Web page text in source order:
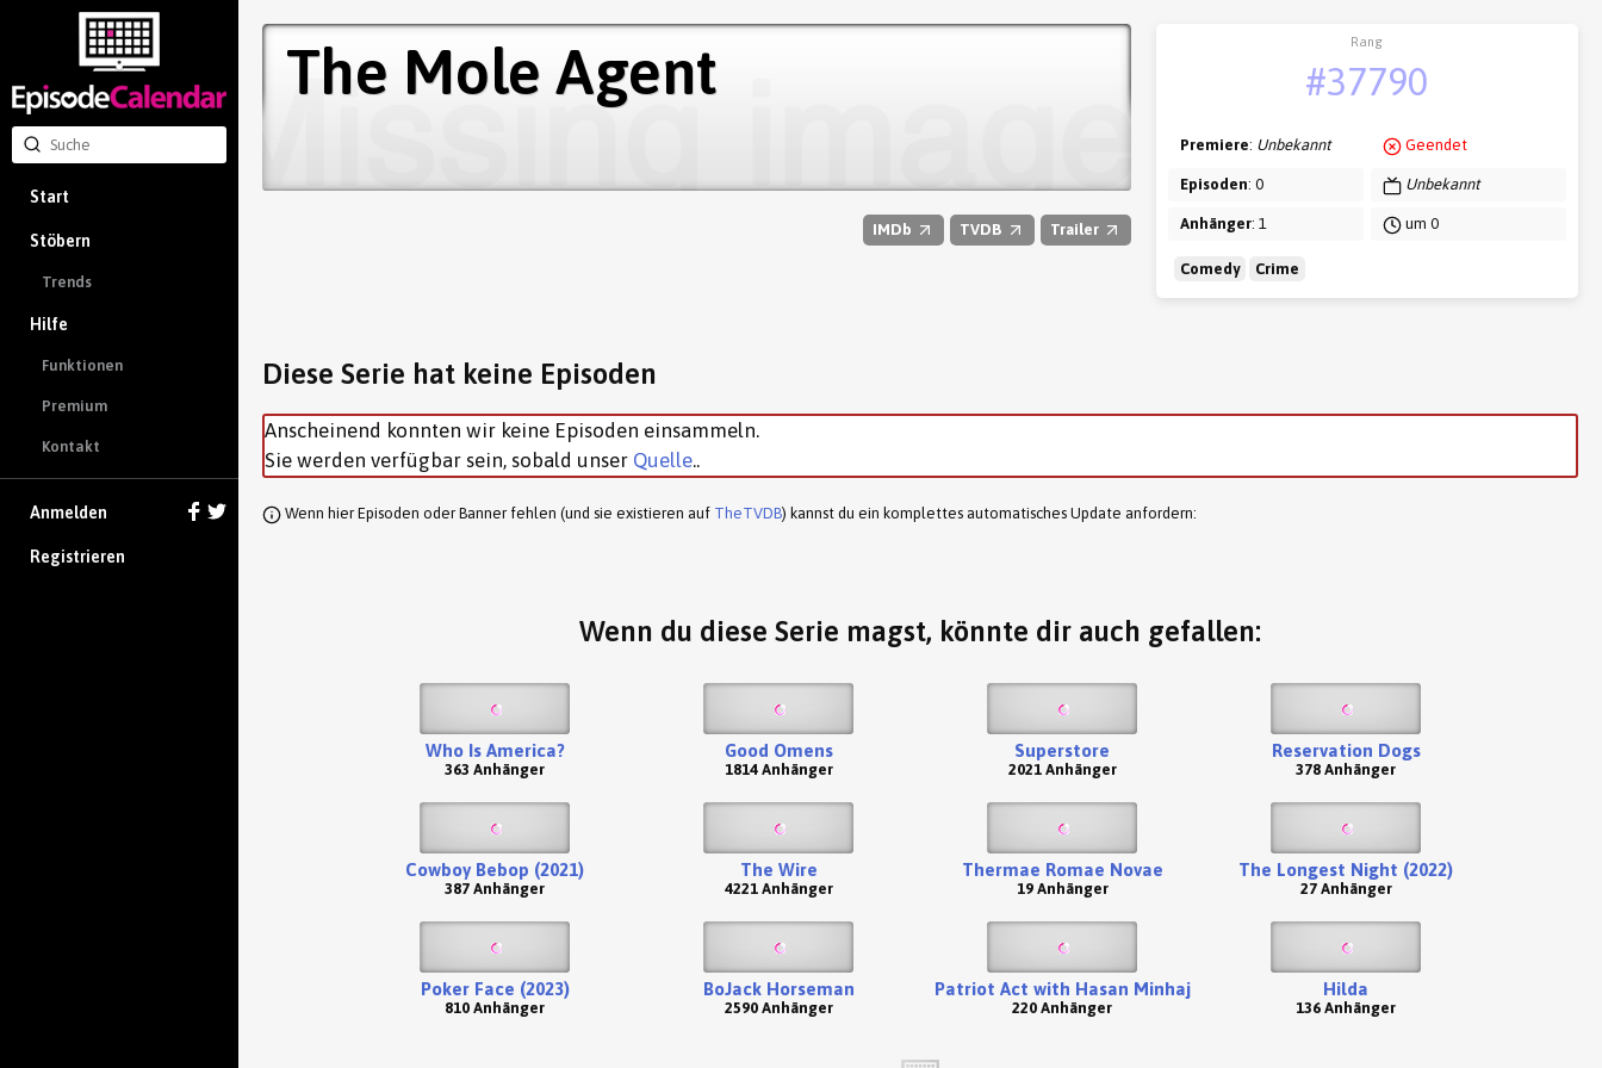
Start
Stöbern
Trends
Hilfe
Funktionen
Premium
Kontakt
Anmelden
Registrieren
The Mole Agent
IMDb TVDB Trailer
Rang
#37790
Premiere: Unbekannt
Episoden: 0
Anhänger: 1
Geendet
Unbekannt
um 0
Comedy Crime
Diese Serie hat keine Episoden
Anscheinend konnten wir keine Episoden einsammeln.
Sie werden verfügbar sein, sobald unser Quelle..
Wenn hier Episoden oder Banner fehlen (und sie existieren auf TheTVDB) kannst du ein komplettes automatisches Update anfordern:
Wenn du diese Serie magst, könnte dir auch gefallen:
Who Is America?
363 Anhänger
Good Omens
1814 Anhänger
Superstore
2021 Anhänger
Reservation Dogs
378 Anhänger
Cowboy Bebop (2021)
387 Anhänger
The Wire
4221 Anhänger
Thermae Romae Novae
19 Anhänger
The Longest Night (2022)
27 Anhänger
Poker Face (2023)
810 Anhänger
BoJack Horseman
2590 Anhänger
Patriot Act with Hasan Minhaj
220 Anhänger
Hilda
136 Anhänger